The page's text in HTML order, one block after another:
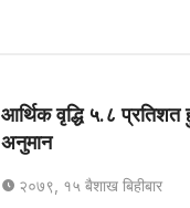
आर्थिक वृद्धि ५.८ प्रतिशत
अनुमान
२०७९, १५ बैशाख बिहीबार